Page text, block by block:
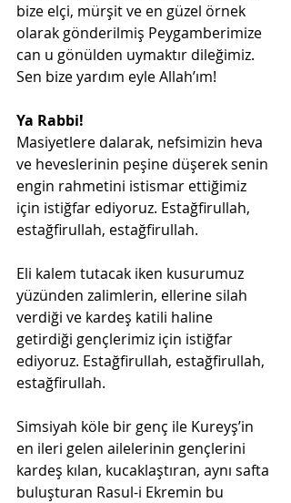
bize elçi, mürşit ve en güzel örnek
olarak gönderilmiş Peygamberimize
can u gönülden uymaktır dileğimiz.
Sen bize yardım eyle Allah’ım!
Ya Rabbi!
Masiyetlere dalarak, nefsimizin heva
ve heveslerinin peşine düşerek senin
engin rahmetini istismar ettiğimiz
için istiğfar ediyoruz. Estağfirullah,
estağfirullah, estağfirullah.
Eli kalem tutacak iken kusurumuz
yüzünden zalimlerin, ellerine silah
verdiği ve kardeş katili haline
getirdiği gençlerimiz için istiğfar
ediyoruz. Estağfirullah, estağfirullah,
estağfirullah.
Simsiyah köle bir genç ile Kureyş’in
en ileri gelen ailelerinin gençlerini
kardeş kılan, kucaklaştıran, aynı safta
buluşturan Rasul-i Ekremin bu